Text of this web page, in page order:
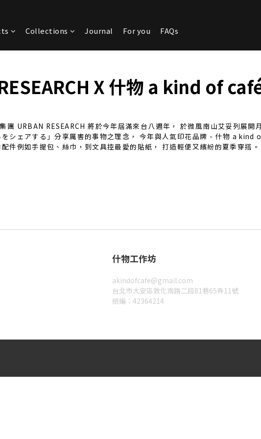
Collections Journal For you FAQs
X 什物 a kind of
團 URBAN RESEARCH 將於今年屆滿來台八週年， 於微風南山艾妥列展
をシェアする」分享厲害的事物之理念， 今年與人氣印花品牌 - 什物 a
件例如手提包、絲巾，到文具控最愛的貼紙， 打造輕便又繽紛的夏季穿搭。
什物工作坊
akindofcafe@gmail.com
台北市大安區敦化南路二段81巷65弄11號
統編：42364214